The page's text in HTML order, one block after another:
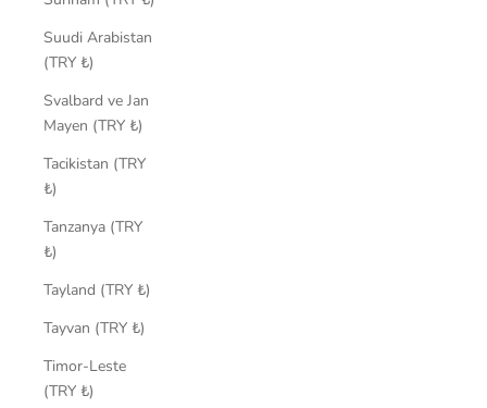
Suudi Arabistan
(TRY ₺)
Svalbard ve Jan
Mayen (TRY ₺)
Tacikistan (TRY
₺)
Tanzanya (TRY
₺)
Tayland (TRY ₺)
Tayvan (TRY ₺)
Timor-Leste
(TRY ₺)